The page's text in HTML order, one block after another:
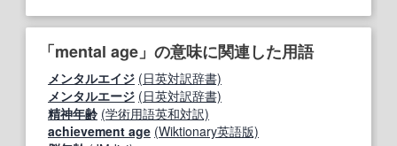
「mental age」の意味に関連した用語
メンタルエイジ (日英対訳辞書)
メンタルエージ (日英対訳辞書)
精神年齢 (学術用語英和対訳)
achievement age (Wiktionary英語版)